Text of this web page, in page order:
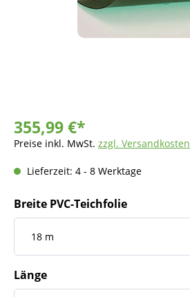
355,99 €*
Preise inkl. MwSt. zzgl. Versandkosten
Lieferzeit: 4 - 8 Werktage
Breite PVC-Teichfolie
Länge